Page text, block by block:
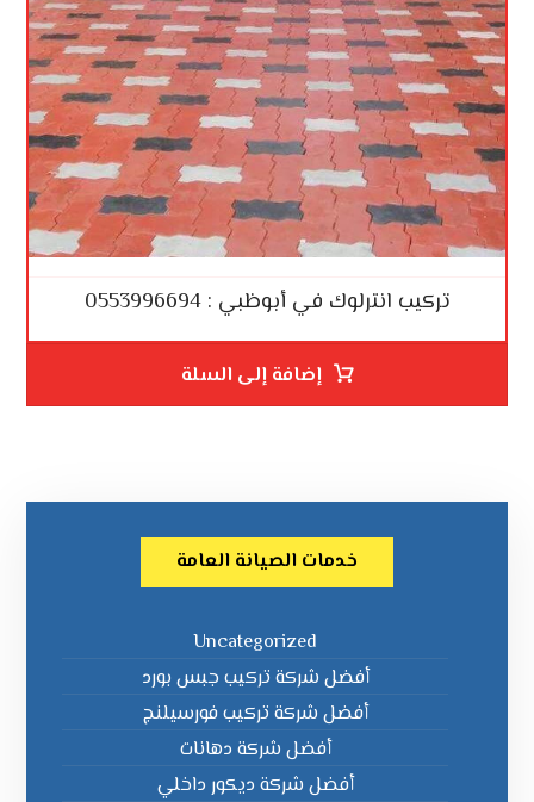
تركيب انترلوك في أبوظبي : 0553996694
إضافة إلى السلة
خدمات الصيانة العامة
Uncategorized
أفضل شركة تركيب جبس بورد
أفضل شركة تركيب فورسيلنج
أفضل شركة دهانات
أفضل شركة ديكور داخلي